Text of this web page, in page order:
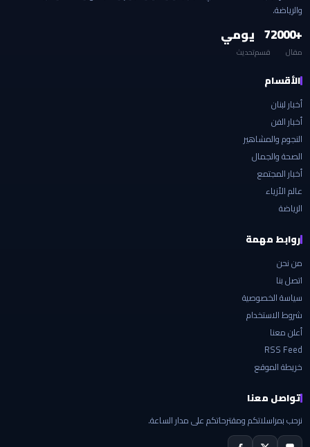
والرياضة.
+2000
مقال
7
قسم
يومي
تحديث
الأقسام
أخبار لبنان
أخبار الفن
النجوم والمشاهير
الصحة والجمال
أخبار المجتمع
عالم الأزياء
الرياضة
روابط مهمة
من نحن
اتصل بنا
سياسة الخصوصية
شروط الاستخدام
أعلن معنا
RSS Feed
خريطة الموقع
تواصل معنا
نرحب بمراسلاتكم ومقترحاتكم على مدار الساعة.